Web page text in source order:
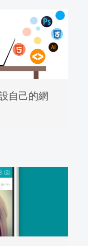
自己的網